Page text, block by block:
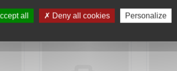
all Deny all cookies Personalize